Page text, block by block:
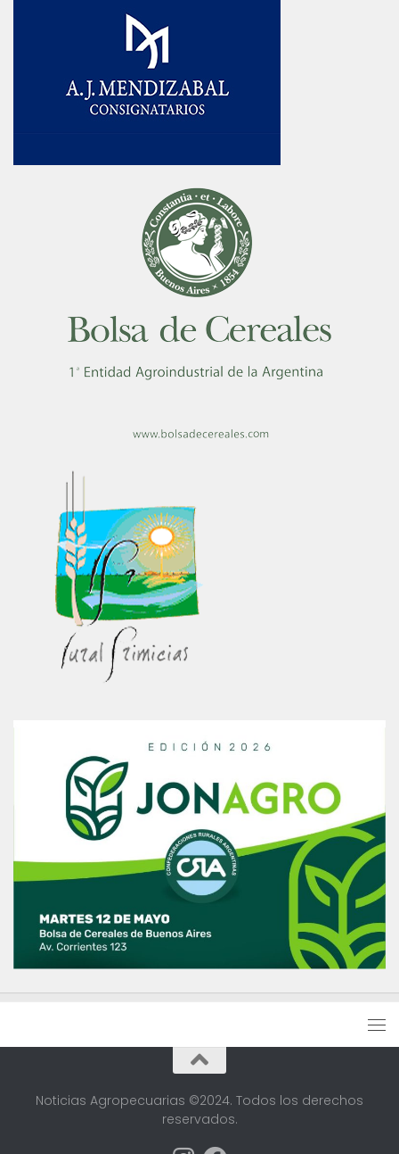
Noticias Agropecuarias ©2024. Todos los derechos
reservados.